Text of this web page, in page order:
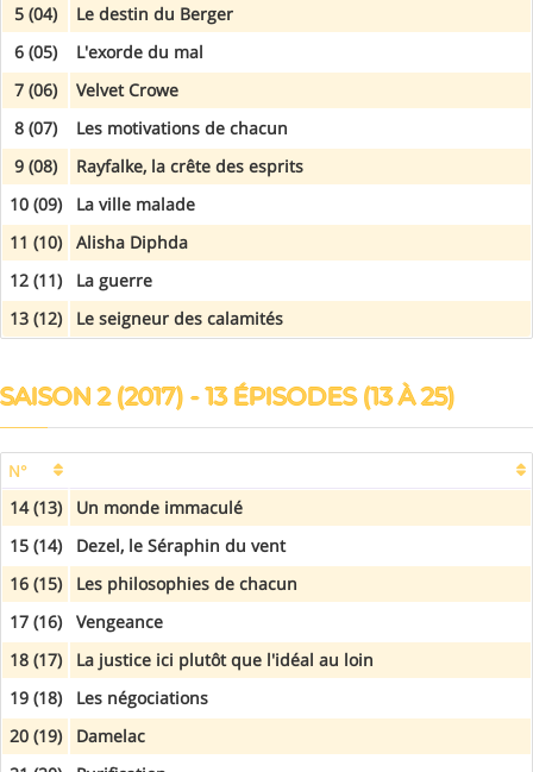
5 (04)
Le destin du Berger
6 (05)
L'exorde du mal
7 (06)
Velvet Crowe
8 (07)
Les motivations de chacun
9 (08)
Rayfalke, la crête des esprits
10 (09)
La ville malade
11 (10)
Alisha Diphda
12 (11)
La guerre
13 (12)
Le seigneur des calamités
SAISON 2 (2017) - 13 ÉPISODES (13 À 25)
N°
14 (13)
Un monde immaculé
15 (14)
Dezel, le Séraphin du vent
16 (15)
Les philosophies de chacun
17 (16)
Vengeance
18 (17)
La justice ici plutôt que l'idéal au loin
19 (18)
Les négociations
20 (19)
Damelac